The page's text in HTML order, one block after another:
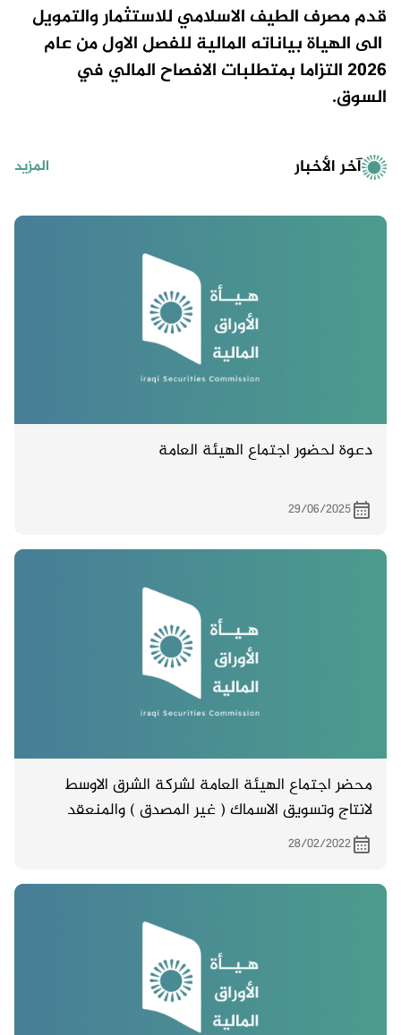
قدم مصرف الطيف الاسلامي للاستثمار والتمويل
الى الهياة بياناته المالية للفصل الاول من عام
2026 التزاما بمتطلبات الافصاح المالي في
السوق.
آخر الأخبار المزيد
دعوة لحضور اجتماع الهيئة العامة
29/06/2025
محضر اجتماع الهيئة العامة لشركة الشرق الاوسط
لانتاج وتسويق الاسماك ( غير المصدق ) والمنعقد
بتاريخ 3/2/202228/02/2022